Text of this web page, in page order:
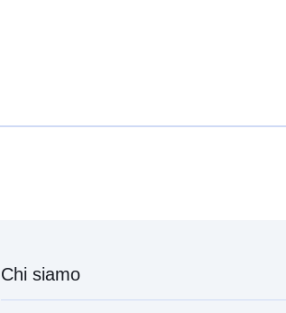
Chi siamo